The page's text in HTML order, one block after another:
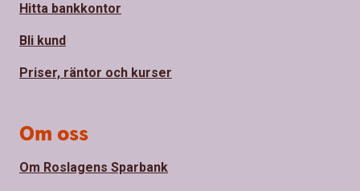
Hitta bankkontor
Bli kund
Priser, räntor och kurser
Om oss
Om Roslagens Sparbank